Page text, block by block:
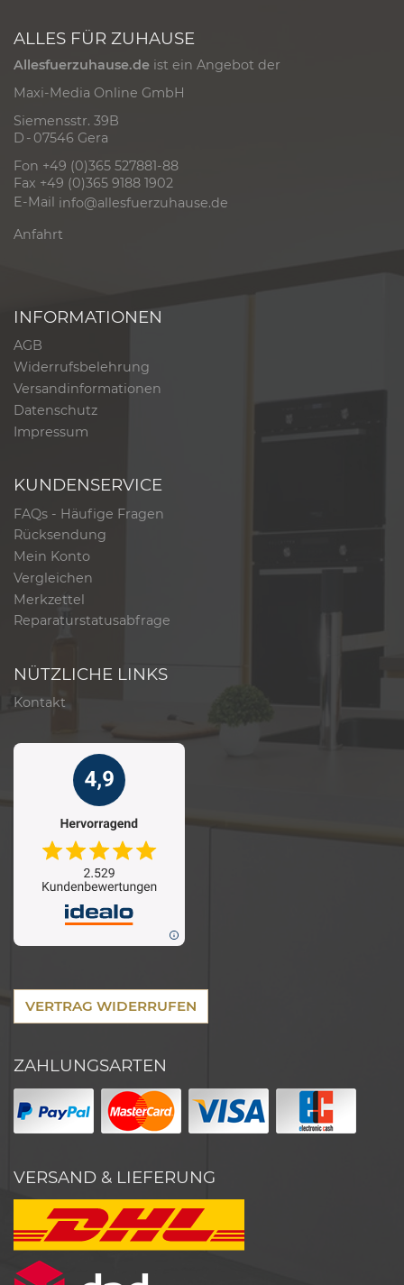
ALLES FÜR ZUHAUSE
Allesfuerzuhause.de ist ein Angebot der
Maxi-Media Online GmbH
Siemensstr. 39B
D - 07546 Gera
Fon +49 (0)365 527881-88
Fax +49 (0)365 9188 1902
E-Mail info@allesfuerzuhause.de
Anfahrt
INFORMATIONEN
AGB
Widerrufsbelehrung
Versandinformationen
Datenschutz
Impressum
KUNDENSERVICE
FAQs - Häufige Fragen
Rücksendung
Mein Konto
Vergleichen
Merkzettel
Reparaturstatusabfrage
NÜTZLICHE LINKS
Kontakt
VERTRAG WIDERRUFEN
ZAHLUNGSARTEN
VERSAND & LIEFERUNG